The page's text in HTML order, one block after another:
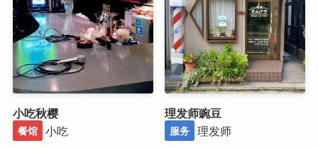
小吃秋樱
餐馆 小吃
理发师豌豆
服务 理发师